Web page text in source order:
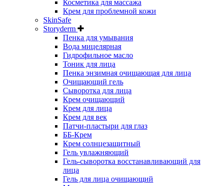
Косметика для массажа
Крем для проблемной кожи
SkinSafe
Storyderm
Пенка для умывания
Вода мицелярная
Гидрофильное масло
Тоник для лица
Пенка энзимная очищающая для лица
Очищающий гель
Сыворотка для лица
Крем очищающий
Крем для лица
Крем для век
Патчи-пластыри для глаз
ББ-Крем
Крем солнцезащитный
Гель увлажняющий
Гель-сыворотка восстанавливающий для
лица
Гель для лица очищающий